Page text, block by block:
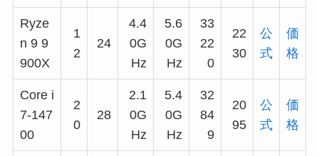
Ryze
n 9 9
900X
1
2
24
4.4
0G
Hz
5.6
0G
Hz
33
22
0
22
30
公
式
価
格
Core i
7-147
00
2
0
28
2.1
0G
Hz
5.4
0G
Hz
32
84
9
20
95
公
式
価
格